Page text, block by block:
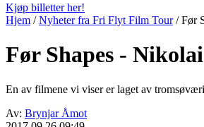
Kjøp billetter her!
Hjem /Nyheter fra Fri Flyt Film Tour/Før
Før Shapes -
En av filmene vi viser er laget av
Av: Brynjar Åmot